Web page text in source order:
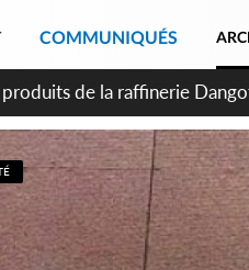
COMMUNIQUÉS
10 au 31 août 2026